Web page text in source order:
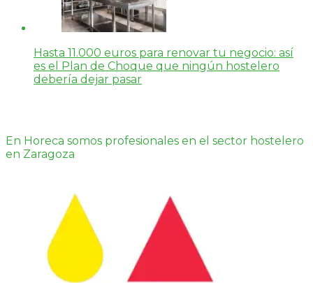
Hasta 11.000 euros para renovar tu negocio: así
es el Plan de Choque que ningún hostelero
debería dejar pasar
En Horeca somos profesionales en el sector hostelero
en Zaragoza